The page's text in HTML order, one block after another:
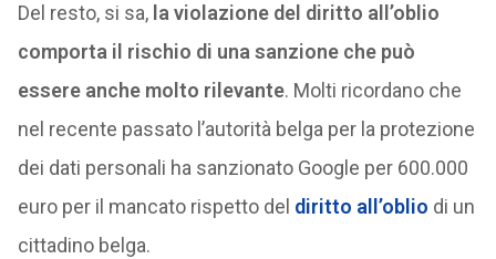
Del resto, si sa, la violazione del diritto all’oblio
comporta il rischio di una sanzione che può
essere anche molto rilevante. Molti ricordano che
nel recente passato l’autorità belga per la protezione
dei dati personali ha sanzionato Google per 600.000
euro per il mancato rispetto del diritto all’oblio di un
cittadino belga.